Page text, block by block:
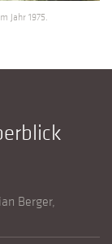
Jahr 1975.
Berger,